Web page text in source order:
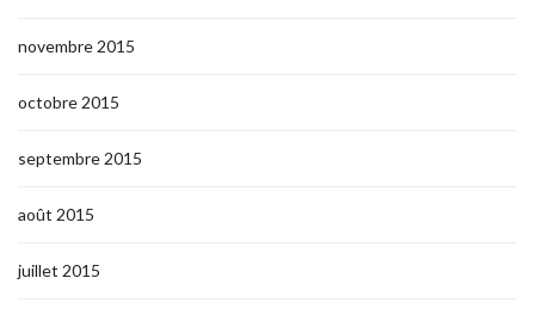
novembre 2015
octobre 2015
septembre 2015
août 2015
juillet 2015